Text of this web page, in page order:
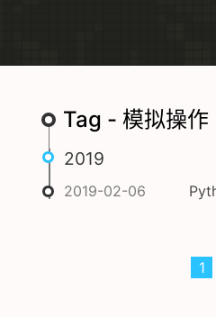
Tag - 模拟操作
2019
2019-02-06
1